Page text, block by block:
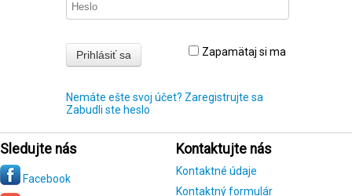
Zapamätaj si ma
Nemáte ešte svoj účet? Zaregistrujte sa
Zabudli ste heslo
Sledujte nás
Facebook
Kontaktujte nás
Kontaktné údaje
Kontaktný formulár